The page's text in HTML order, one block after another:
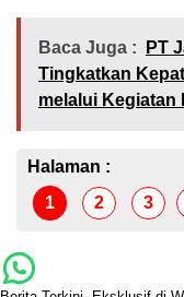
Baca Juga :
PT
Tingkatkan
melalui Kegiatan
Halaman :
1
2 3